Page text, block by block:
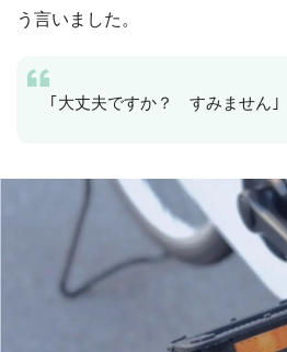
う言いました。
｢大丈夫ですか？ すみません｣